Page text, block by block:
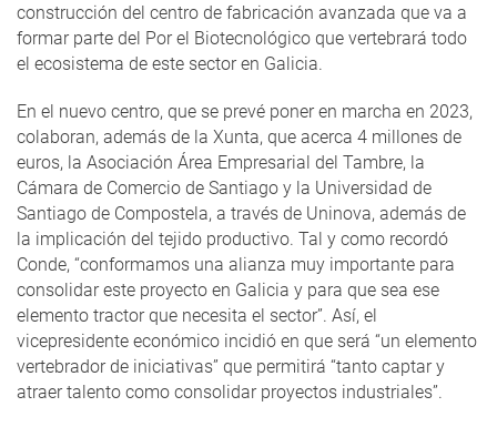
construcción del centro de fabricación avanzada que va a
formar parte del Por el Biotecnológico que vertebrará todo
el ecosistema de este sector en Galicia.
En el nuevo centro, que se prevé poner en marcha en 2023,
colaboran, además de la Xunta, que acerca 4 millones de
euros, la Asociación Área Empresarial del Tambre, la
Cámara de Comercio de Santiago y la Universidad de
Santiago de Compostela, a través de Uninova, además de
la implicación del tejido productivo. Tal y como recordó
Conde, “conformamos una alianza muy importante para
consolidar este proyecto en Galicia y para que sea ese
elemento tractor que necesita el sector”. Así, el
vicepresidente económico incidió en que será “un elemento
vertebrador de iniciativas” que permitirá “tanto captar y
atraer talento como consolidar proyectos industriales”.